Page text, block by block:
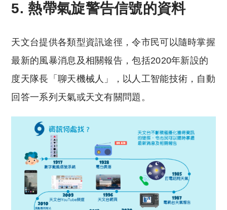
5. 熱帶氣旋警告信號的資料
天文台提供各類型資訊途徑，令市民可以隨時掌握
最新的風暴消息及相關報告，包括2020年新設的
度天隊長「聊天機械人」，以人工智能技術，自動
回答一系列天氣或天文有關問題。